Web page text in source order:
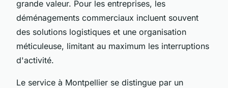
grande valeur. Pour les entreprises, les
déménagements commerciaux incluent souvent
des solutions logistiques et une organisation
méticuleuse, limitant au maximum les interruptions
d'activité.
Le service à Montpellier se distingue par un